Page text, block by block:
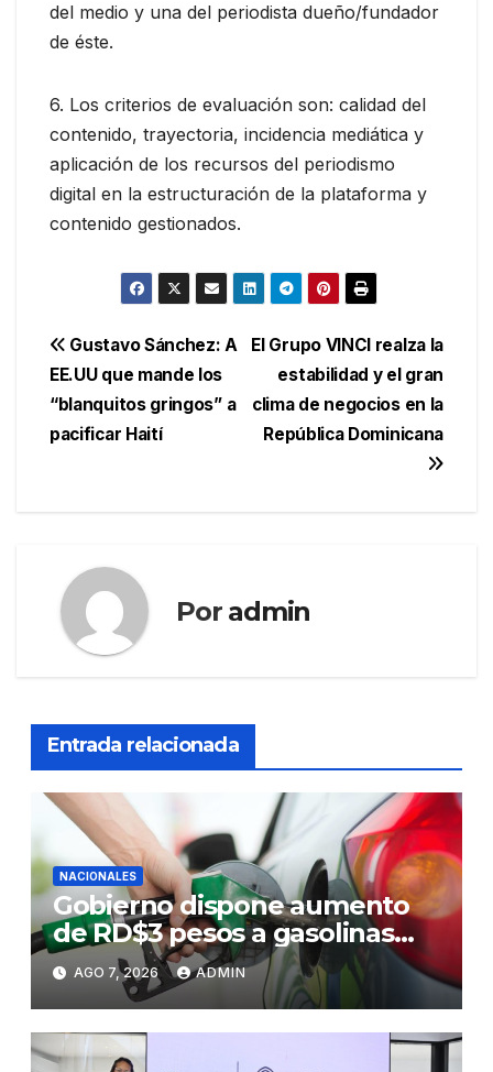
del medio y una del periodista dueño/fundador
de éste.
6. Los criterios de evaluación son: calidad del
contenido, trayectoria, incidencia mediática y
aplicación de los recursos del periodismo
digital en la estructuración de la plataforma y
contenido gestionados.
Navegación
de
entradas
El Grupo VINCI realza la
estabilidad y el gran
clima de negocios en la
República Dominicana
Gustavo Sánchez: A
EE.UU que mande los
“blanquitos gringos” a
pacificar Haití
Por admin
Entrada relacionada
NACIONALES
Gobierno dispone aumento
de RD$3 pesos a gasolinas
premium y regular
AGO 7, 2026 ADMIN